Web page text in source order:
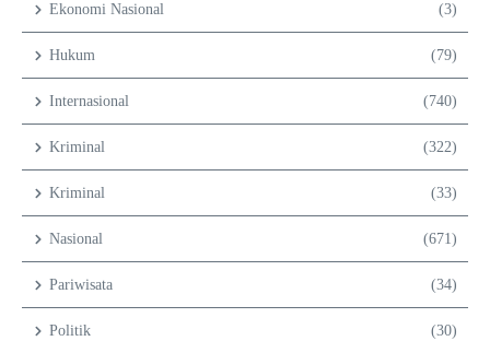
Ekonomi Nasional (3)
Hukum (79)
Internasional (740)
Kriminal (322)
Kriminal (33)
Nasional (671)
Pariwisata (34)
Politik (30)